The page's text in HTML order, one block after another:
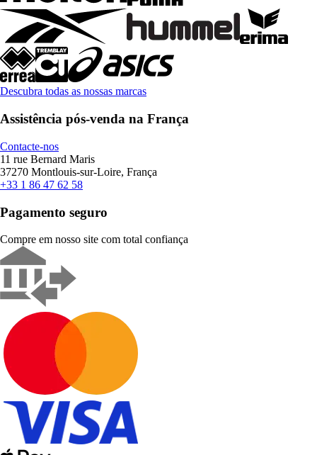
Descubra todas as nossas marcas
Assistência pós-venda na França
Contacte-nos
11 rue Bernard Maris
37270 Montlouis-sur-Loire, França
+33 1 86 47 62 58
Pagamento seguro
Compre em nosso site com total confiança